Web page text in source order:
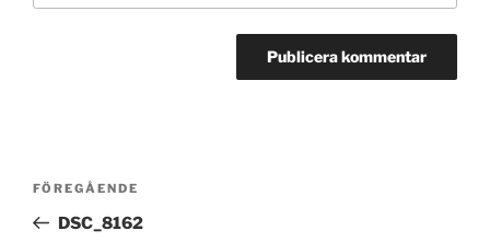
Inläggsnavigering
Föregående
inlägg
FÖREGÅENDE
DSC_8162